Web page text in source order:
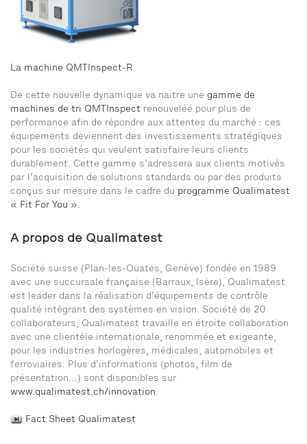
La machine QMTInspect-R
De cette nouvelle dynamique va naitre une gamme de
machines de tri QMTInspect renouvelée pour plus de
performance afin de répondre aux attentes du marché : ces
équipements deviennent des investissements stratégiques
pour les sociétés qui veulent satisfaire leurs clients
durablement. Cette gamme s’adressera aux clients motivés
par l’acquisition de solutions standards ou par des produits
conçus sur mesure dans le cadre du programme Qualimatest
« Fit For You ».
A propos de Qualimatest
Société suisse (Plan-les-Ouates, Genève) fondée en 1989
avec une succursale française (Barraux, Isère), Qualimatest
est leader dans la réalisation d’équipements de contrôle
qualité intégrant des systèmes en vision. Société de 20
collaborateurs, Qualimatest travaille en étroite collaboration
avec une clientèle internationale, renommée et exigeante,
pour les industries horlogères, médicales, automobiles et
ferroviaires. Plus d’informations (photos, film de
présentation…) sont disponibles sur
www.qualimatest.ch/innovation.
Fact Sheet Qualimatest